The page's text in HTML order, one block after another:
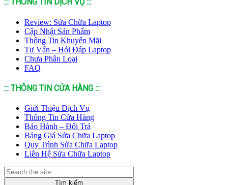
::: THÔNG TIN DỊCH VỤ :::
Review: Sửa Chữa Laptop
Cập Nhật Sản Phẩm
Thông Tin Khuyến Mãi
Tư Vấn – Hỏi Đáp Laptop
Chưa Phân Loại
FAQ
::: THÔNG TIN CỬA HÀNG :::
Giới Thiệu Dịch Vụ
Thông Tin Cửa Hàng
Bảo Hành – Đổi Trả
Bảng Giá Sửa Chữa Laptop
Quy Trình Sửa Chữa Laptop
Liên Hệ Sửa Chữa Laptop